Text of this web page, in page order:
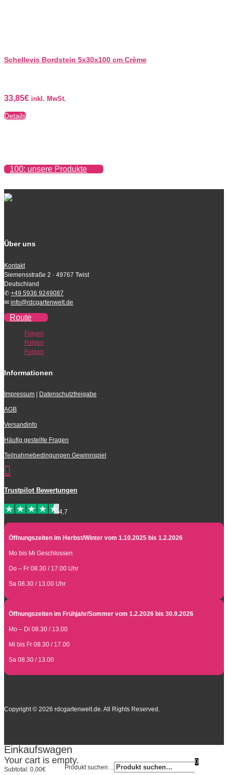
Produkt suchen…
Schellevis Bordstein 5x30x100 cm Crème
33,85€ inkl. MwSt.
Details
100: unsere Produkte
Über uns
Kontakt
Siemensstraße 2 · 49767 Twist
Deutschland
✆ +49 5936 9249087
✉ info@rdcgartenwelt.de
Route
Folgen
Folgen
Folgen
Informationen
Impressum Datenschutzfreigabe
AGB
Versandinfo
Häufig gestellte Fragen
Teilnahmebedingungen Gewinnspiel

Trustpilot Bewertungen
4,7
Öffnungszeiten im Herbst/Winter vom 1.10.2025 bis 1.2.2026
Mo bis Mi Geschlossen
Do – Fr 08.30 / 17.00 Uhr
Sa 08.30 / 13.00 Uhr
Öffnungszeiten im Frühjahr/Sommer vom 1.2.2026 bis 30.9.2026
Mo – Di 08.30 / 13.00
Mi bis Fr 08.30 / 17.00
Sa 08.30 / 13.00
Copyright © 2026 rdcgartenwelt.de. All Rights Reserved.
0
Einkaufswagen
Your cart is empty.
Subtotal: 0,00€